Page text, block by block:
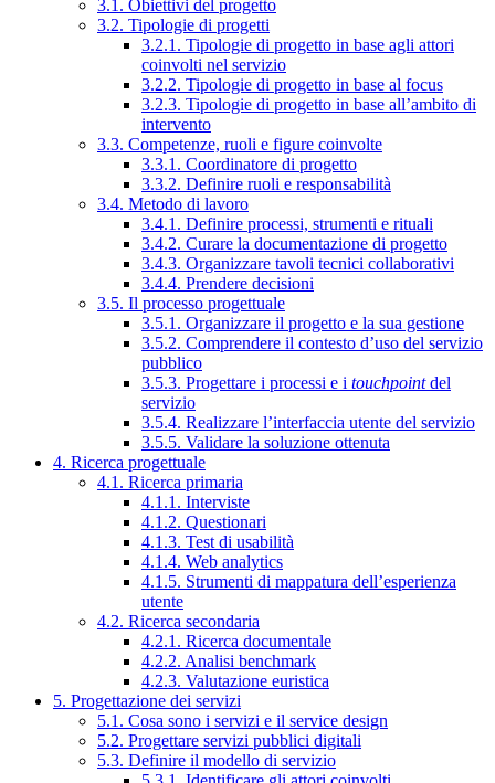
3.1. Obiettivi del progetto
3.2. Tipologie di progetti
3.2.1. Tipologie di progetto in base agli attori
coinvolti nel servizio
3.2.2. Tipologie di progetto in base al focus
3.2.3. Tipologie di progetto in base all’ambito di
intervento
3.3. Competenze, ruoli e figure coinvolte
3.3.1. Coordinatore di progetto
3.3.2. Definire ruoli e responsabilità
3.4. Metodo di lavoro
3.4.1. Definire processi, strumenti e rituali
3.4.2. Curare la documentazione di progetto
3.4.3. Organizzare tavoli tecnici collaborativi
3.4.4. Prendere decisioni
3.5. Il processo progettuale
3.5.1. Organizzare il progetto e la sua gestione
3.5.2. Comprendere il contesto d’uso del servizio
pubblico
3.5.3. Progettare i processi e i touchpointdel
servizio
3.5.4. Realizzare l’interfaccia utente del servizio
3.5.5. Validare la soluzione ottenuta
4. Ricerca progettuale
4.1. Ricerca primaria
4.1.1. Interviste
4.1.2. Questionari
4.1.3. Test di usabilità
4.1.4. Web analytics
4.1.5. Strumenti di mappatura dell’esperienza
utente
4.2. Ricerca secondaria
4.2.1. Ricerca documentale
4.2.2. Analisi benchmark
4.2.3. Valutazione euristica
5. Progettazione dei servizi
5.1. Cosa sono i servizi e il service design
5.2. Progettare servizi pubblici digitali
5.3. Definire il modello di servizio